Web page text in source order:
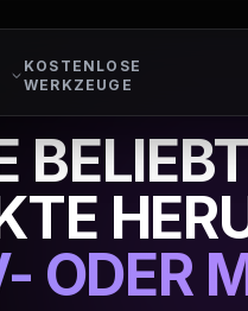
KOSTENLOSE
WERKZEUGE
ODER